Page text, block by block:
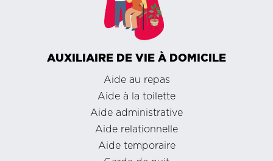
AUXILIAIRE DE VIE À DOMICILE
Aide au repas
Aide à la toilette
Aide administrative
Aide relationnelle
Aide temporaire